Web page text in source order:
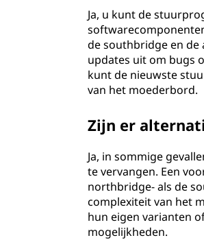
Ja, u kunt de
de southbridge en
updates uit om bugs
kunt de nieuwste
van het moederbord.
Zijn er
Ja, in sommige
te vervangen. Een
northbridge- als de
complexiteit van het
hun eigen varianten
mogelijkheden.